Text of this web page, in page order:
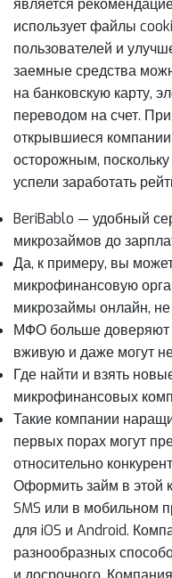
является
использует файлы
пользователей и
заемные средства
на банковскую карту,
переводом на счет.
открывшиеся
осторожным,
успели заработать
BeriBablo — удобный
микрозаймов до
Да, к примеру, вы
микрофинансовую
микрозаймы онлайн,
МФО больше доверяют
вживую и даже могут
Где найти и взять
микрофинансовых
Такие компании
первых порах могут
относительно
Оформить займ в этой
SMS или в мобильном
для iOS и Android.
разнообразных